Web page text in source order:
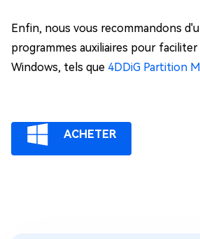
Enfin, nous vous recommandons
programmes auxiliaires pour
Windows, tels que 4DDiG Partition
ACHETER